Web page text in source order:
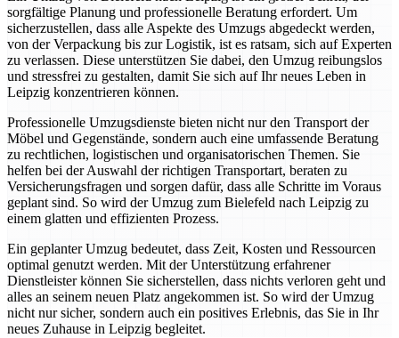
sorgfältige Planung und professionelle Beratung erfordert. Um
sicherzustellen, dass alle Aspekte des Umzugs abgedeckt werden,
von der Verpackung bis zur Logistik, ist es ratsam, sich auf Experten
zu verlassen. Diese unterstützen Sie dabei, den Umzug reibungslos
und stressfrei zu gestalten, damit Sie sich auf Ihr neues Leben in
Leipzig konzentrieren können.
Professionelle Umzugsdienste bieten nicht nur den Transport der
Möbel und Gegenstände, sondern auch eine umfassende Beratung
zu rechtlichen, logistischen und organisatorischen Themen. Sie
helfen bei der Auswahl der richtigen Transportart, beraten zu
Versicherungsfragen und sorgen dafür, dass alle Schritte im Voraus
geplant sind. So wird der Umzug zum Bielefeld nach Leipzig zu
einem glatten und effizienten Prozess.
Ein geplanter Umzug bedeutet, dass Zeit, Kosten und Ressourcen
optimal genutzt werden. Mit der Unterstützung erfahrener
Dienstleister können Sie sicherstellen, dass nichts verloren geht und
alles an seinem neuen Platz angekommen ist. So wird der Umzug
nicht nur sicher, sondern auch ein positives Erlebnis, das Sie in Ihr
neues Zuhause in Leipzig begleitet.